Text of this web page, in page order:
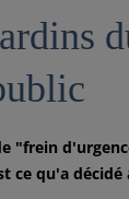
"frein
ce qu'a